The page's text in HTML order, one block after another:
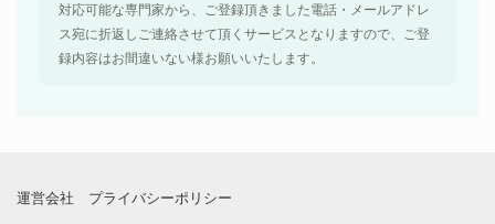
対応可能な専門家から、ご登録頂きました電話・メールアドレ
ス宛に折返しご連絡させて頂くサービスとなりますので、ご登
録内容はお間違いない様お願いいたします。
運営会社 プライバシーポリシー